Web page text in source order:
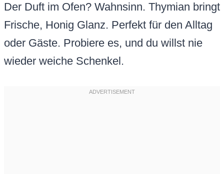
Der Duft im Ofen? Wahnsinn. Thymian bringt
Frische, Honig Glanz. Perfekt für den Alltag
oder Gäste. Probiere es, und du willst nie
wieder weiche Schenkel.